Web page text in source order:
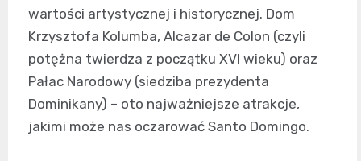
wartości artystycznej i historycznej. Dom
Krzysztofa Kolumba, Alcazar de Colon (czyli
potężna twierdza z początku XVI wieku) oraz
Pałac Narodowy (siedziba prezydenta
Dominikany) – oto najważniejsze atrakcje,
jakimi może nas oczarować Santo Domingo.